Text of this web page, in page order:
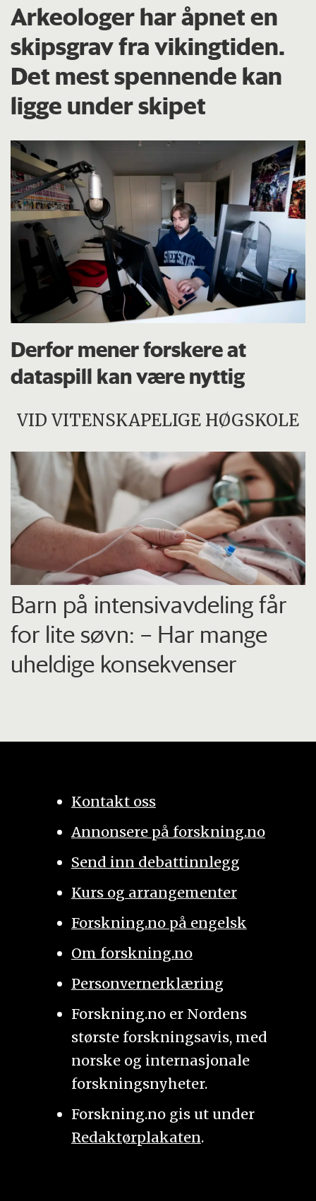
Arkeologer har åpnet en
skipsgrav fra vikingtiden.
Det mest spennende kan
ligge under skipet
Derfor mener forskere at
dataspill kan være nyttig
VID VITENSKAPELIGE HØGSKOLE
Barn på intensiv­avdeling får
for lite søvn: – Har mange
uheldige konsekvenser
Kontakt oss
Annonsere på forskning.no
Send inn debattinnlegg
Kurs og arrangementer
Forskning.no på engelsk
Om forskning.no
Personvernerklæring
Forskning.no er Nordens
største forskningsavis, med
norske og internasjonale
forskningsnyheter.
Forskning.no gis ut under
Redaktørplakaten.